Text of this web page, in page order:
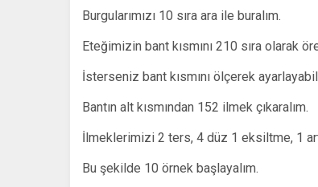
Burgularımızı 10 sıra ara ile buralım.
Eteğimizin bant kısmını 210 sıra olarak
İsterseniz bant kısmını ölçerek
Bantın alt kısmından 152 ilmek çıkaralım.
İlmeklerimizi 2 ters, 4 düz 1 eksiltme, 1
Bu şekilde 10 örnek başlayalım.